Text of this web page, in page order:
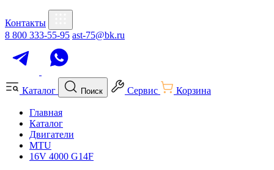
Контакты
8 800 333-55-95 ast-75@bk.ru
Каталог Поиск Сервис Корзина
Главная
Каталог
Двигатели
MTU
16V 4000 G14F